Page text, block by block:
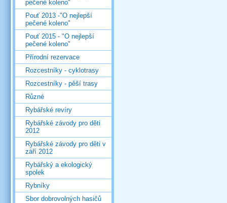
pečené koleno"
Pouť 2013 -"O nejlepší
pečené koleno"
Pouť 2015 - "O nejlepší
pečené koleno"
Přírodní rezervace
Rozcestníky - cyklotrasy
Rozcestníky - pěší trasy
Různé
Rybářské revíry
Rybářské závody pro děti
2012
Rybářské závody pro děti v
září 2012
Rybářský a ekologický
spolek
Rybníky
Sbor dobrovolných hasičů